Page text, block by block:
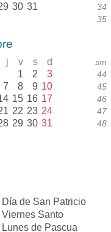
30 31 34
35
j v s d
1 2 3
7 8 9 10
15 16 17
22 23 24
29 30 31
sm
44
45
46
47
48
Día de San Patricio
Viernes Santo
Lunes de Pascua